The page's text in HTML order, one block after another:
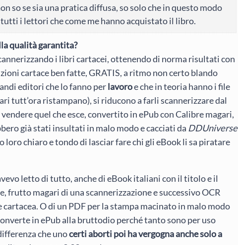
so se sia una pratica diffusa, so solo che in questo modo
i lettori che come me hanno acquistato il libro.
qualità garantita?
i libri cartacei, ottenendo di norma risultati con
cartace ben fatte, GRATIS, a ritmo non certo blando
editori che lo fanno perlavoroe che in teoria hanno i file
tutt’ora ristampano), si riducono a farli scannerizzare dal
quel che esce, convertito in ePub con Calibre magari,
già stati insultati in malo modo e cacciati da DDUniverse
loro chiaro e tondo di lasciar fare chi gli eBook li sa piratare
letto di tutto, anche di eBook italiani con il titolo e il
magari di una scannerizzazione e successivo OCR
cartacea. O di un PDF per la stampa macinato in malo modo
in ePub alla bruttodio perché tanto sono per uso
che unocerti aborti poi ha vergogna anche solo a